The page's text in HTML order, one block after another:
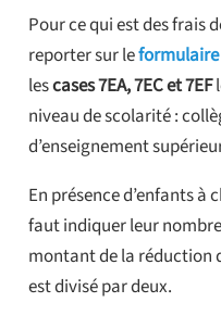
Pour ce qui est des frais
reporter sur leformulaire
lescases 7EA, 7EC et 7EF
niveau de scolarité :
d’enseignement
En présence d’enfants à
faut indiquer leur nombre
montant de la réduction
est divisé par deux.